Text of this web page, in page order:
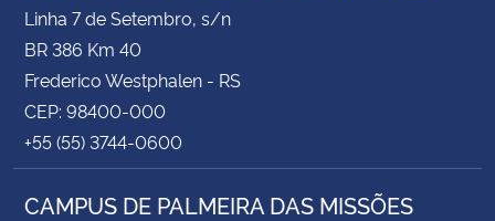
Linha 7 de Setembro, s/n
BR 386 Km 40
Frederico Westphalen - RS
CEP: 98400-000
+55 (55) 3744-0600
CAMPUS DE PALMEIRA DAS MISSÕES